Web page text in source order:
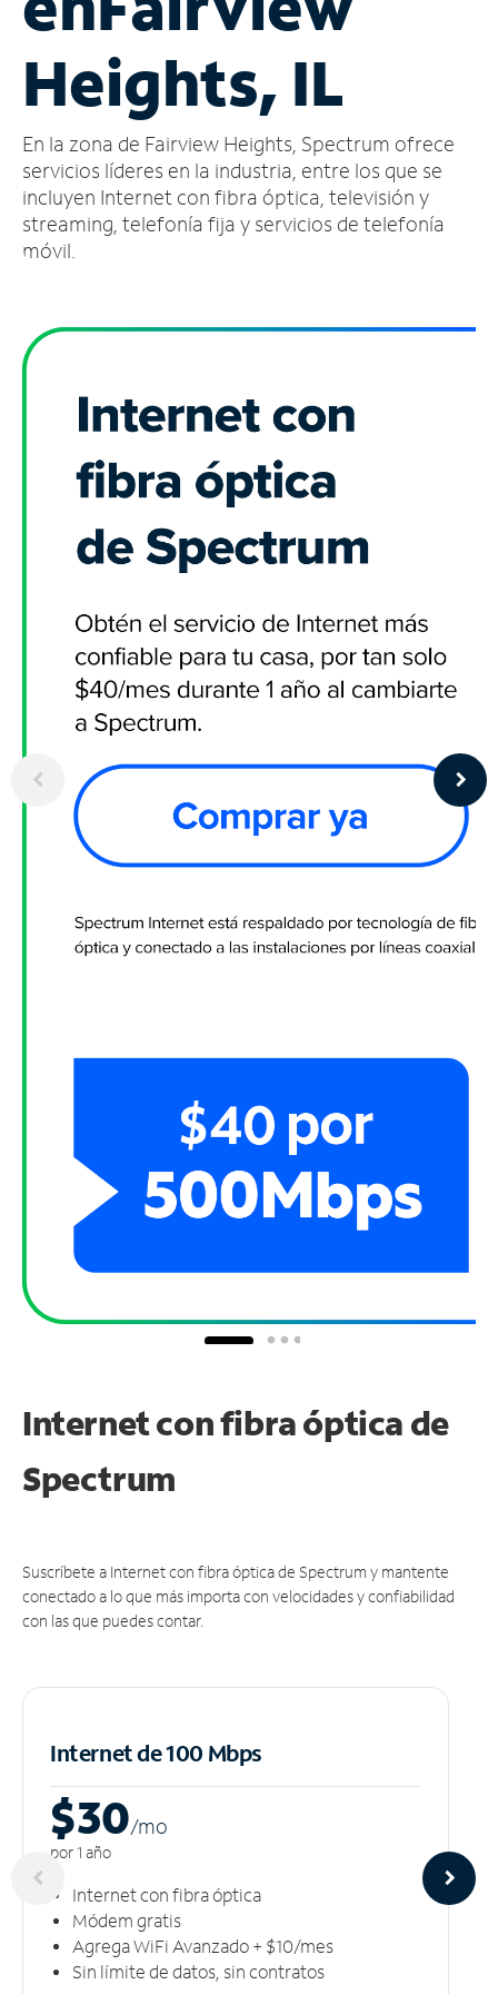
cuenta
Encuentra
tienda
Heights, IL
En la zona de Fairview Heights, Spectrum ofrece
servicios líderes en la industria, entre los que se
incluyen Internet con fibra óptica, televisión y
streaming, telefonía fija y servicios de telefonía
móvil.
Internet con fibra óptica de
Spectrum
Suscríbete a Internet con fibra óptica de Spectrum y mantente
conectado a lo que más importa con velocidades y confiabilidad
con las que puedes contar.
Internet de 100 Mbps
$30/mo
por 1 año
Internet con fibra óptica
Módem gratis
Agrega WiFi Avanzado + $10/mes
Sin límite de datos, sin contratos